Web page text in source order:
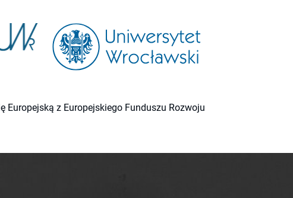
z Europejskiego Funduszu Rozwoju